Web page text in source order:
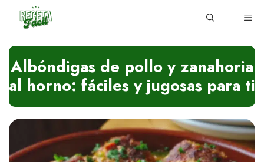
Albóndigas de pollo y zanahoria
al horno: fáciles y jugosas para ti